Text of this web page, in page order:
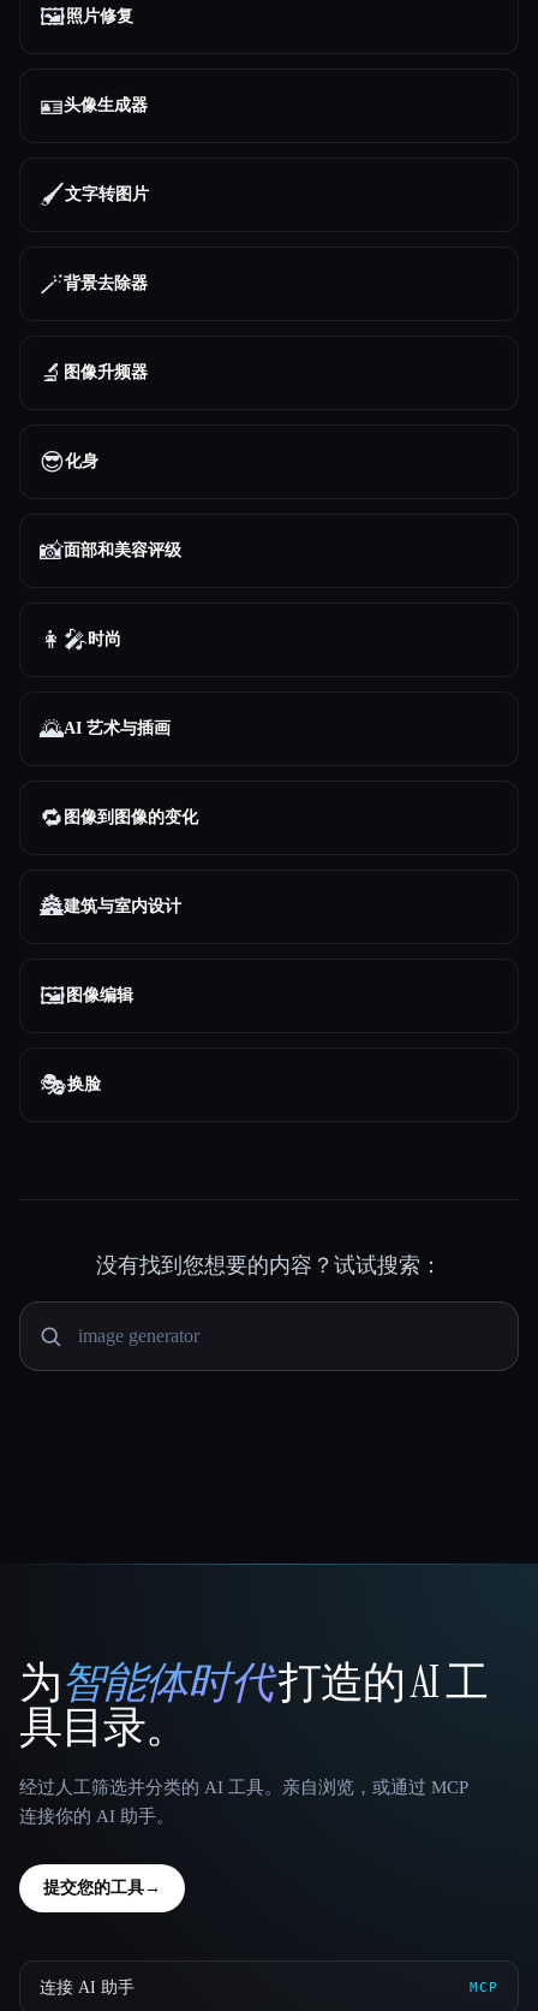
🖼️照片修复
🪪头像生成器
🖌️文字转图片
🪄背景去除器
🔬 图像升频器
😎化身
📸面部和美容评级
👩‍🎤时尚
🌄AI 艺术与插画
🔁 图像到图像的变化
🏯建筑与室内设计
🖼️ 图像编辑
🎭换脸
没有找到您想要的内容？试试搜索：
That AI Collection
为智能体时代打造的 AI 工
具目录。
经过人工筛选并分类的 AI 工具。亲自浏览，或通过 MCP
连接你的 AI 助手。
提交您的工具→
连接 AI 助手 MCP